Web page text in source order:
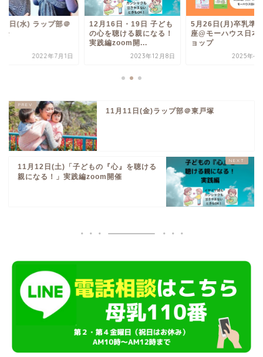
日(水) ラップ部＠
台
2022年7月1日
12月16日・19日 子ども
の心を聴ける親になる！
実践編zoom開...
2023年12月8日
5月26日(月)卒乳準
座@モーハウス日本
ョップ
2025年4
11月11日(金)ラップ部＠東戸塚
11月12日(土)「子どもの『心』を聴ける
親になる！」実践編zoom開催